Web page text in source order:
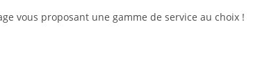
vous proposant une gamme de service au choix !